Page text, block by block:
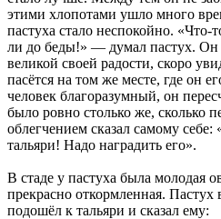
этими хлопотами ушло много
пастуха стало неспокойно. «Что-
ли до беды!» — думал пастух. Он
великой своей радости, скоро
пасётся на том же месте, где он
человек благоразумный, он
было ровно столько же, сколько
облегчением сказал самому себе:
тальяри! Надо наградить его».
В стаде у пастуха была молодая
прекрасно откормленная. Пастух
подошёл к тальяри и сказал ему: